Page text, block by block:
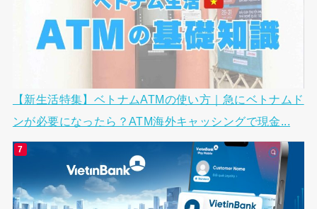
【新生活特集】ベトナムATMの使い方｜急にベトナムド
ンが必要になったら？ATM海外キャッシングで現金...